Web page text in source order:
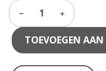
1
TOEVOEGEN